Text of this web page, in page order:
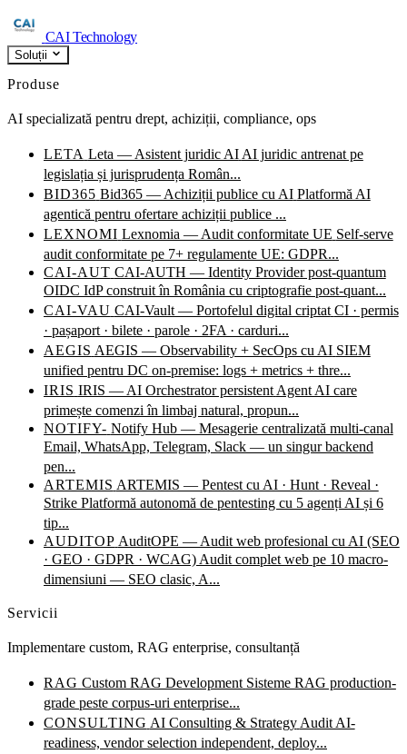
CAI Technology
Soluții
Produse
AI specializată pentru drept, achiziții, compliance, ops
LETA Leta — Asistent juridic AI AI juridic antrenat pe
legislația și jurisprudența Român...
BID365 Bid365 — Achiziții publice cu AI Platformă AI
agentică pentru ofertare achiziții publice ...
LEXNOMI Lexnomia — Audit conformitate UE Self-serve
audit conformitate pe 7+ regulamente UE: GDPR...
CAI-AUT CAI-AUTH — Identity Provider post-quantum
OIDC IdP construit în România cu criptografie post-quant...
CAI-VAU CAI-Vault — Portofelul digital criptat CI · permis
· pașaport · bilete · parole · 2FA · carduri...
AEGIS AEGIS — Observability + SecOps cu AI SIEM
unified pentru DC on-premise: logs + metrics + thre...
IRIS IRIS — AI Orchestrator persistent Agent AI care
primește comenzi în limbaj natural, propun...
NOTIFY- Notify Hub — Mesagerie centralizată multi-canal
Email, WhatsApp, Telegram, Slack — un singur backend
pen...
ARTEMIS ARTEMIS — Pentest cu AI · Hunt · Reveal ·
Strike Platformă autonomă de pentesting cu 5 agenți AI și 6
tip...
AUDITOP AuditOPE — Audit web profesional cu AI (SEO
· GEO · GDPR · WCAG) Audit complet web pe 10 macro-
dimensiuni — SEO clasic, A...
Servicii
Implementare custom, RAG enterprise, consultanță
RAG Custom RAG Development Sisteme RAG production-
grade peste corpus-uri enterprise...
CONSULTING AI Consulting & Strategy Audit AI-
readiness, vendor selection independent, deploy...